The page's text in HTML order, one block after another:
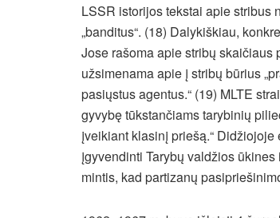
LSSR istorijos tekstai apie stribus
„banditus“. (18) Dalykiškiau,
Jose rašoma apie stribų
užsimenama apie į stribų būrius
pasiųstus agentus.“ (19) MLTE
gyvybę tūkstančiams tarybinių
įveikiant klasinį priešą.“
įgyvendinti Tarybų valdžios
mintis, kad partizanų